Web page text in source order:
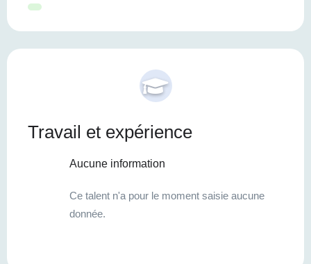
Travail et expérience
Aucune information
Ce talent n'a pour le moment saisie aucune
donnée.